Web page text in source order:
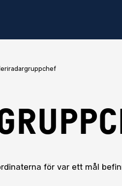
för var ett mål